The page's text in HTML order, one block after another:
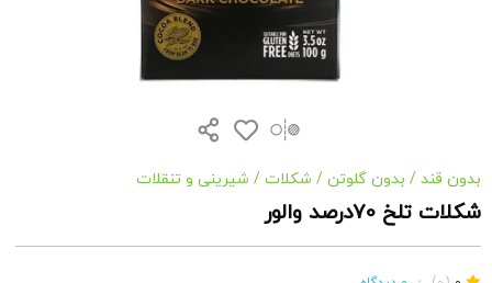
بدون قند / بدون گلوتن / شکلات / شیرینی و تنقلات
شکلات تلخ 70درصد والور